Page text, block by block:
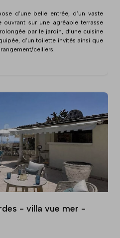
d’une belle entrée, d’un vaste
sur une agréable terrasse
par le jardin, d’une cuisine
d’un toilette invités ainsi que
celliers.
- villa vue mer -